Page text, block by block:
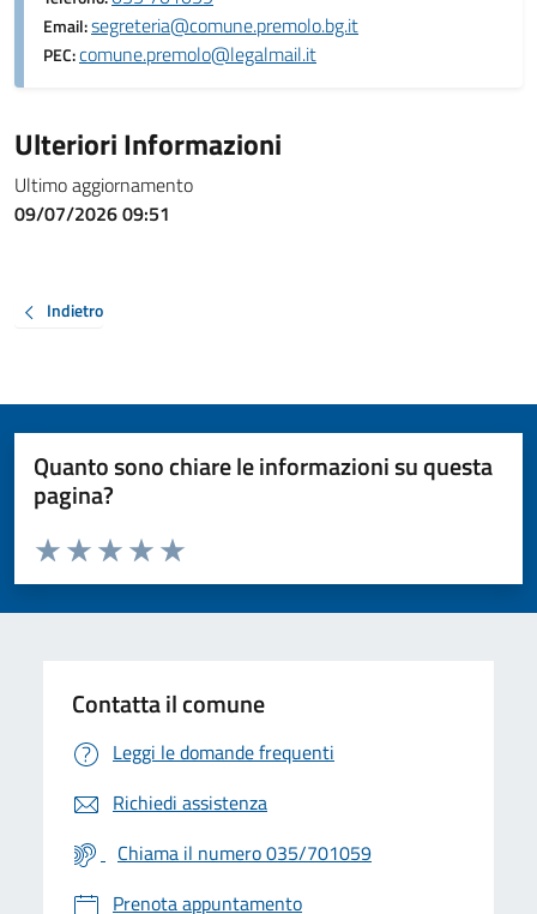
Email:segreteria@comune.premolo.bg.it
PEC:comune.premolo@legalmail.it
Ulteriori Informazioni
Ultimo aggiornamento
09/07/2026 09:51
Indietro
Quanto sono chiare le informazioni su questa
pagina?
Valuta da 1 a 5 stelle la pagina
Valuta 5 stelle su 5
Valuta 4 stelle su 5
Valuta 3 stelle su 5
Valuta 2 stelle su 5
Valuta 1 stelle su 5
Contatta il comune
Leggi le domande frequenti
Richiedi assistenza
Chiama il numero 035/701059
Prenota appuntamento